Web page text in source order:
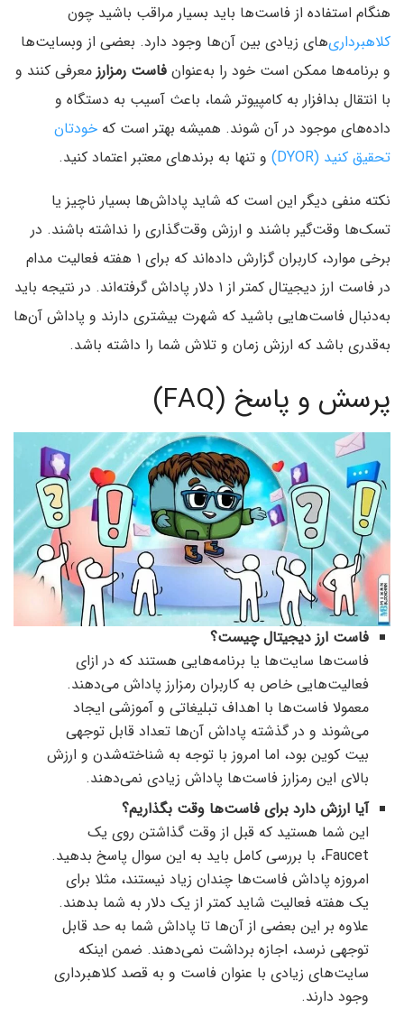
هنگام استفاده از فاست‌ها باید بسیار مراقب باشید چون
کلاهبرداری‌های زیادی بین آن‌ها وجود دارد. بعضی از وبسایت‌ها
و برنامه‌ها ممکن است خود را به‌عنوان فاست رمزارز معرفی کنند و
با انتقال بدافزار به کامپیوتر شما، باعث آسیب به دستگاه‌ و
داده‌های موجود در آن شوند. همیشه بهتر است که خودتان
تحقیق کنید (DYOR)
و تنها به برندهای معتبر اعتماد کنید.
نکته منفی دیگر این است که شاید پاداش‌ها بسیار ناچیز یا
تسک‌ها وقت‌گیر باشند و ارزش وقت‌گذاری را نداشته باشند. در
برخی موارد، کاربران گزارش داده‌اند که برای ۱ هفته فعالیت مدام
در فاست ارز دیجیتال کمتر از ۱ دلار پاداش گرفته‌اند. در نتیجه باید
به‌دنبال فاست‌هایی باشید که شهرت بیشتری دارند و پاداش‌ آن‌ها
به‌قدری باشد که ارزش زمان و تلاش شما را داشته باشد.
پرسش و پاسخ (FAQ)
فاست ارز دیجیتال چیست؟
فاست‌ها سایت‌ها یا برنامه‌هایی هستند که در ازای
فعالیت‌هایی خاص به کاربران رمزارز پاداش می‌دهند.
معمولا فاست‌ها با اهداف تبلیغاتی و آموزشی ایجاد
می‌شوند و در گذشته پاداش آن‌ها تعداد قابل توجهی
بیت کوین بود، اما امروز با توجه به شناخته‌شدن و ارزش
بالای این رمزارز فاست‌ها پاداش زیادی نمی‌دهند.
آیا ارزش دارد برای فاست‌ها وقت بگذاریم؟
این شما هستید که قبل از وقت گذاشتن روی یک
Faucet، با بررسی کامل باید به این سوال پاسخ بدهید.
امروزه پاداش فاست‌ها چندان زیاد نیستند، مثلا برای
یک هفته فعالیت شاید کمتر از یک دلار به شما بدهند.
علاوه بر این بعضی از آن‌ها تا پاداش شما به حد قابل
توجهی نرسد، اجازه برداشت نمی‌دهند. ضمن اینکه
سایت‌های زیادی با عنوان فاست و به قصد کلاهبرداری
وجود دارند.